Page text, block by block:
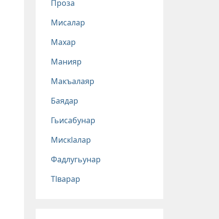
Проза
Мисалар
Махар
Манияр
Макъалаяр
Баядар
Гьисабунар
Мискlалар
Фадлугьунар
Тlварар